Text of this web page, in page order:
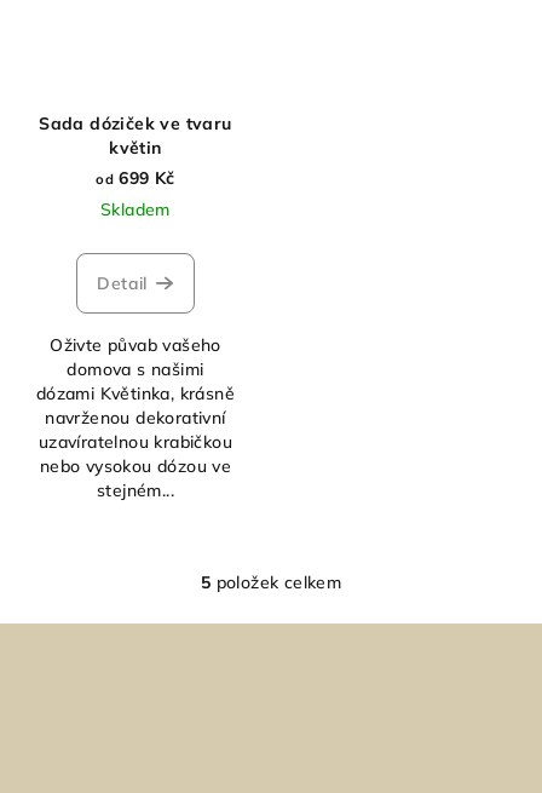
Sada dóziček ve tvaru
květin
od 699 Kč
Skladem
Detail
Oživte půvab vašeho
domova s našimi
dózami Květinka, krásně
navrženou dekorativní
uzavíratelnou krabičkou
nebo vysokou dózou ve
stejném...
O
v
5 položek celkem